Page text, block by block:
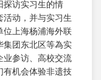
探访实习生的情
活动，并与实习生
位上海杨浦海外联
集团东北区等為实
业参访、高校交流
有机会体验非遗技